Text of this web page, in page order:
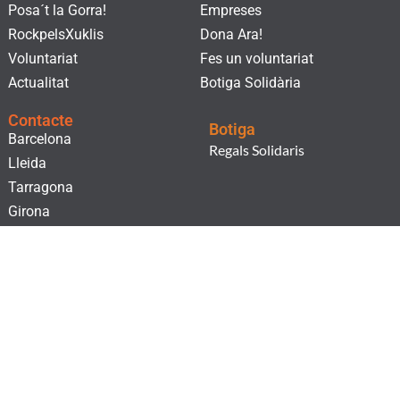
Posa´t la Gorra!
RockpelsXuklis
Voluntariat
Actualitat
Empreses
Dona Ara!
Fes un voluntariat
Botiga Solidària
Contacte
Barcelona
Lleida
Tarragona
Girona
Botiga
Regals Solidaris